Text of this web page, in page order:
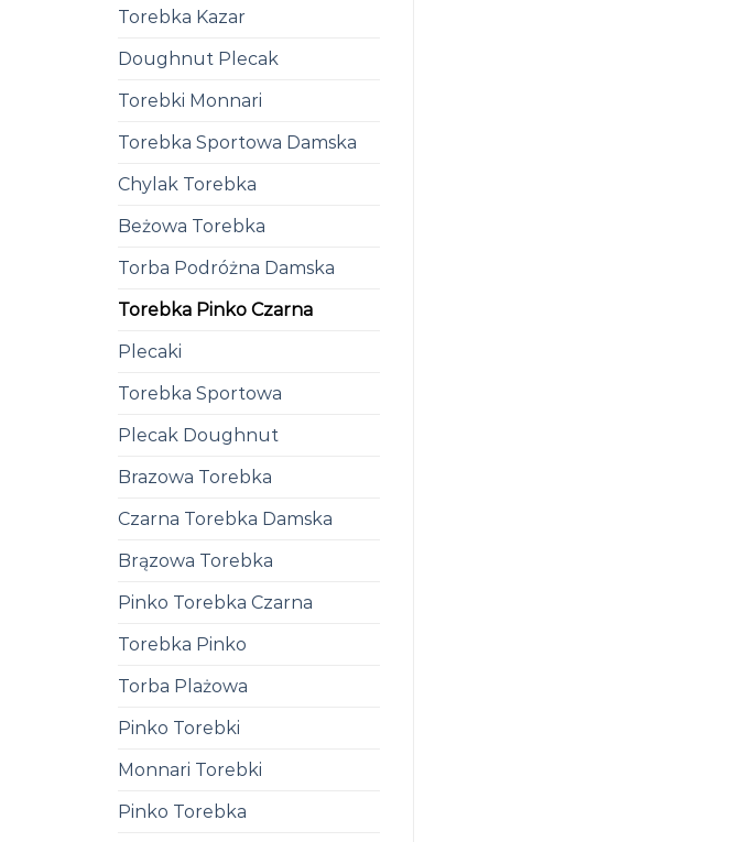
Torebka Kazar
Doughnut Plecak
Torebki Monnari
Torebka Sportowa Damska
Chylak Torebka
Beżowa Torebka
Torba Podróżna Damska
Torebka Pinko Czarna
Plecaki
Torebka Sportowa
Plecak Doughnut
Brazowa Torebka
Czarna Torebka Damska
Brązowa Torebka
Pinko Torebka Czarna
Torebka Pinko
Torba Plażowa
Pinko Torebki
Monnari Torebki
Pinko Torebka